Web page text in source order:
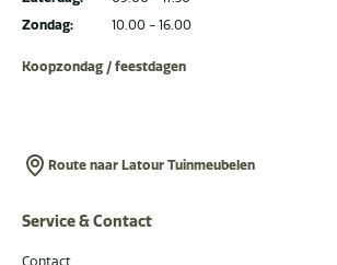
Zondag:
10.00 - 16.00
Koopzondag / feestdagen
Route naar Latour Tuinmeubelen
Service & Contact
Contact